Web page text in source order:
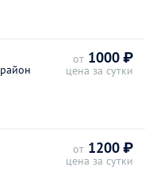
от 1000 ₽
цена за сутки
от 1200 ₽
цена за сутки